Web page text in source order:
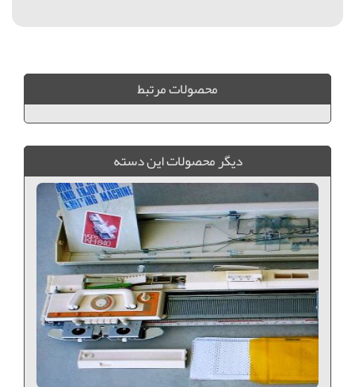
محصولات مرتبط
ديگر محصولات اين دسته